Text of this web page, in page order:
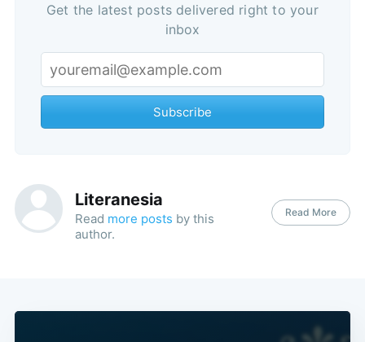
Get the latest posts delivered right to your
inbox
Subscribe
Literanesia
Read more posts by this
author.
Read More